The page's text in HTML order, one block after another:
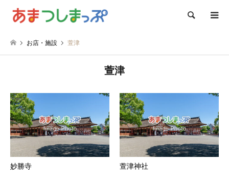
検索
お店・施設 萱津
萱津
妙勝寺 萱津神社